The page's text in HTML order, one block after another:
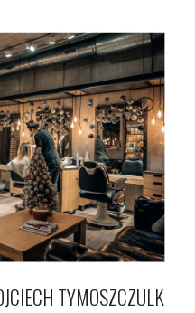
TYMOSZCZULK